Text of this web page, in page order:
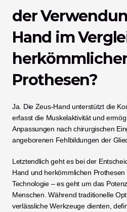
der
Hand im
Prothesen?
Ja. Die Zeus-Hand unterstützt die
erfasst die Muskelaktivität und
Anpassungen nach chirurgischen
angeborenen Fehlbildungen der
Letztendlich geht es bei der
Hand und herkömmlichen
Technologie – es geht um das
Menschen. Während traditionelle
verlässliche Werkzeuge dienten,